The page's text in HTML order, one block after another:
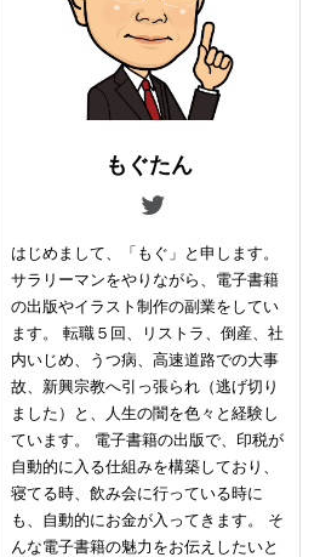
もぐたん
はじめまして、「もぐ」と申します。
サラリーマンをやりながら、電子書籍
の出版やイラスト制作の副業をしてい
ます。 転職５回、リストラ、倒産、社
内いじめ、うつ病、高速道路での大事
故、新興宗教へ引っ張られ（逃げ切り
ました）と、人生の闇を色々と経験し
ています。 電子書籍の出版で、印税が
自動的に入る仕組みを構築しており、
寝てる時、飲み会に行っている時に
も、自動的にお金が入ってきます。 そ
んな電子書籍の魅力をお伝えしたいと